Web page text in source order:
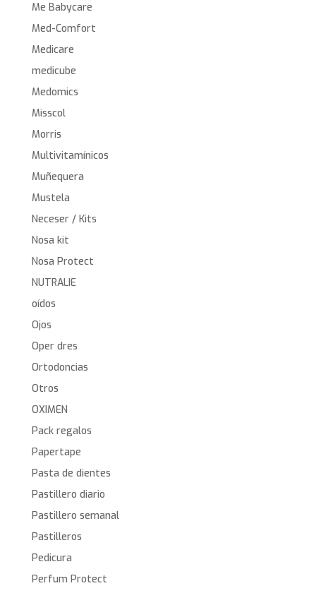
Me Babycare
Med-Comfort
Medicare
medicube
Medomics
Misscol
Morris
Multivitamínicos
Muñequera
Mustela
Neceser / Kits
Nosa kit
Nosa Protect
NUTRALIE
oídos
Ojos
Oper dres
Ortodoncias
Otros
OXIMEN
Pack regalos
Papertape
Pasta de dientes
Pastillero diario
Pastillero semanal
Pastilleros
Pedicura
Perfum Protect